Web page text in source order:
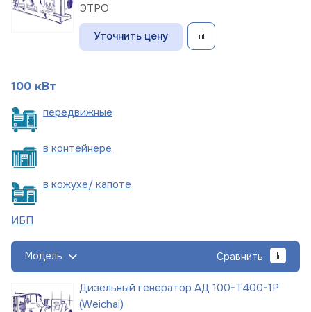
ЭТРО
Уточнить цену
100 кВт
передвижные
в контейнере
в кожухе/ капоте
ИБП
Модель Сравнить
Дизельный генератор АД 100-Т400-1Р
(Weichai)